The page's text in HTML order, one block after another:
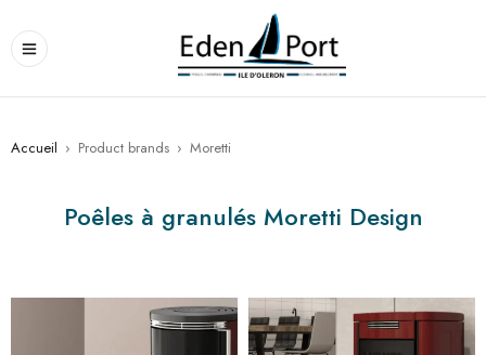
Accueil › Product brands › Moretti
Poêles à granulés Moretti Design